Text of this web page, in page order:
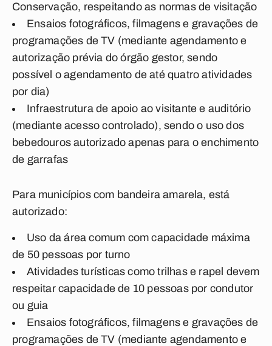
Conservação, respeitando as normas de visitação
Ensaios fotográficos, filmagens e gravações de
programações de TV (mediante agendamento e
autorização prévia do órgão gestor, sendo
possível o agendamento de até quatro atividades
por dia)
Infraestrutura de apoio ao visitante e auditório
(mediante acesso controlado), sendo o uso dos
bebedouros autorizado apenas para o enchimento
de garrafas
Para municípios com bandeira amarela, está
autorizado:
Uso da área comum com capacidade máxima
de 50 pessoas por turno
Atividades turísticas como trilhas e rapel devem
respeitar capacidade de 10 pessoas por condutor
ou guia
Ensaios fotográficos, filmagens e gravações de
programações de TV (mediante agendamento e